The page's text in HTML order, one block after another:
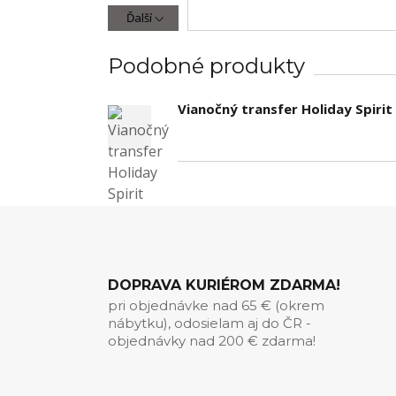
Ďalší
Podobné produkty
Vianočný transfer Holiday Spirit
DOPRAVA KURIÉROM ZDARMA!
pri objednávke nad 65 € (okrem
nábytku), odosielam aj do ČR -
objednávky nad 200 € zdarma!